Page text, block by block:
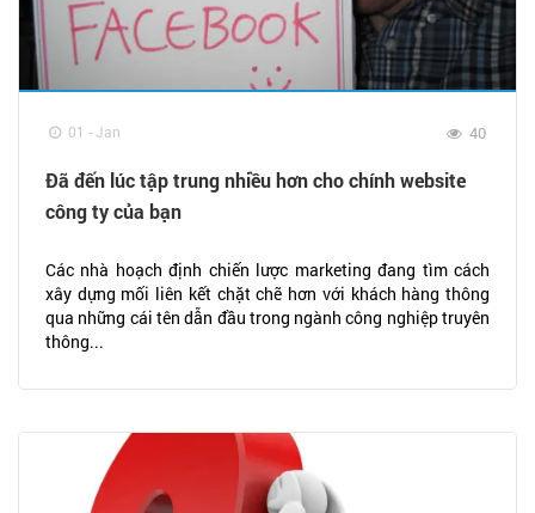
01 - Jan 40
Đã đến lúc tập trung nhiều hơn cho chính website
công ty của bạn
Các nhà hoạch định chiến lược marketing đang tìm cách
xây dựng mối liên kết chặt chẽ hơn với khách hàng thông
qua những cái tên dẫn đầu trong ngành công nghiệp truyên
thông...